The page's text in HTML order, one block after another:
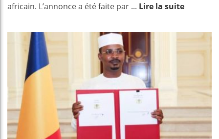
africain. L’annonce a été faite par ... Lire la suite